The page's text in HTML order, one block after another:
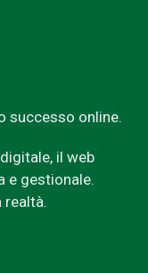
successo online.
il web
e gestionale.
realtà.